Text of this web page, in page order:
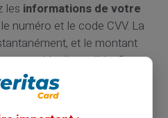
les informations de votre
numéro et le code CVV. La
et le montant
solde disponible. Cette
achats impulsifs ou des